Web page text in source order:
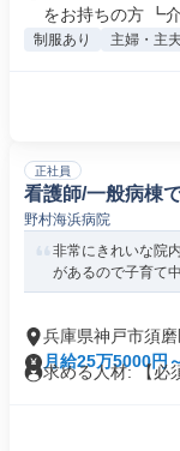
をお持ちの方 ┗介
制服あり 主婦・主
正社員
看護師/一般病棟
野村海浜病院
非常にきれいな院
があるので子育て
兵庫県神戸市須
月給25万5000円
求める人材: 【必